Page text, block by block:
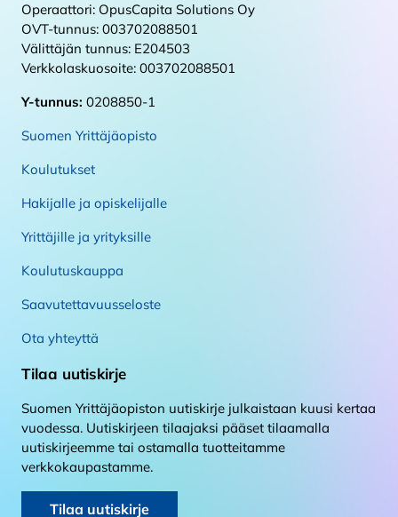
Operaattori: OpusCapita Solutions Oy
OVT-tunnus: 003702088501
Välittäjän tunnus: E204503
Verkkolaskuosoite: 003702088501
Y-tunnus: 0208850-1
Suomen Yrittäjäopisto
Koulutukset
Hakijalle ja opiskelijalle
Yrittäjille ja yrityksille
Koulutuskauppa
Saavutettavuusseloste
Ota yhteyttä
Tilaa uutiskirje
Suomen Yrittäjäopiston uutiskirje julkaistaan kuusi kertaa
vuodessa. Uutiskirjeen tilaajaksi pääset tilaamalla
uutiskirjeemme tai ostamalla tuotteitamme
verkkokaupastamme.
Tilaa uutiskirje